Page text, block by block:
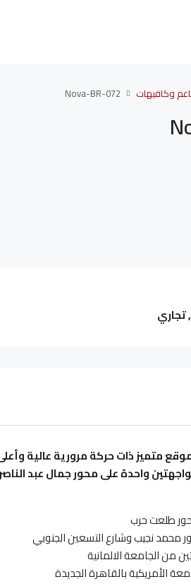
وكافيهات Nova-BR-072
متميز ذات حركة مرورية عالية
واحدة على محور جمال عبد
طلعت حرب
محمد نجيب وشارع التسعين الجنوبي
من الجامعة الالمانية
الأمريكية بالقاهرة الجديدة